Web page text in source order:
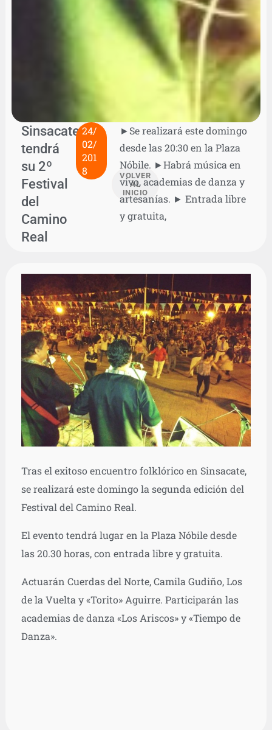
Sinsacate
tendrá
su 2º
Festival
del
Camino
Real
24/
02/
201
8
VOLVER
AL
INICIO
►Se realizará este domingo
desde las 20:30 en la Plaza
Nóbile. ►Habrá música en
vivo, academias de danza y
artesanías. ► Entrada libre
y gratuita,
Tras el exitoso encuentro folklórico en Sinsacate,
se realizará este domingo la segunda edición del
Festival del Camino Real.
El evento tendrá lugar en la Plaza Nóbile desde
las 20.30 horas, con entrada libre y gratuita.
Actuarán Cuerdas del Norte, Camila Gudiño, Los
de la Vuelta y «Torito» Aguirre. Participarán las
academias de danza «Los Ariscos» y «Tiempo de
Danza».